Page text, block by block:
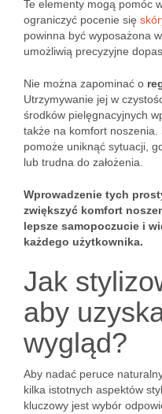
Te elementy mogą pomóc
ograniczyć pocenie się
powinna być wyposażona w
umożliwią precyzyjne
Nie można zapominać o
Utrzymywanie jej w
środków pielęgnacyjnych
także na komfort
pomoże uniknąć sytuacji,
lub trudna do założenia.
Wprowadzenie tych
zwiększyć komfort
lepsze samopoczucie i
każdego użytkownika.
Jak
aby
wygląd?
Aby nadać peruce
kilka istotnych aspektów
kluczowy jest wybór